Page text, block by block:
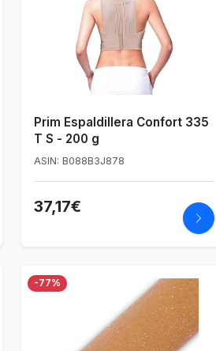
Prim Espaldillera Confort 335
T S - 200 g
ASIN: B088B3J878
37,17€
-77%